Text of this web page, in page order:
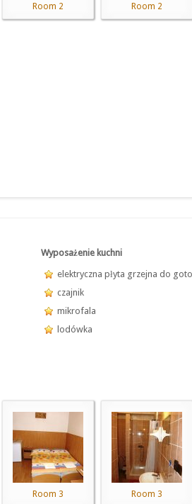
Room 2 Room 2
Wyposażenie kuchni
elektryczna płyta grzejna do
czajnik
mikrofala
lodówka
Room 3 Room 3